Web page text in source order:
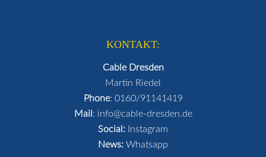
KONTAKT:
Cable Dresden
Martin Riedel
Phone: 0160/91141419
Mail : info@cable-dresden.de
Social: Instagram
News: Whatsapp